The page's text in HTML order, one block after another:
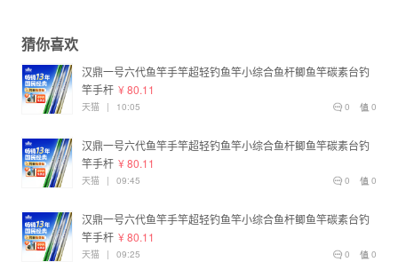
猜你喜欢
汉鼎一号六代鱼竿手竿超轻钓鱼竿小综合鱼杆鲫鱼竿碳素台钓
竿手杆 ¥ 80.11
0
0
天猫 | 10:05
汉鼎一号六代鱼竿手竿超轻钓鱼竿小综合鱼杆鲫鱼竿碳素台钓
竿手杆 ¥ 80.11
0
0
天猫 | 09:45
汉鼎一号六代鱼竿手竿超轻钓鱼竿小综合鱼杆鲫鱼竿碳素台钓
竿手杆 ¥ 80.11
0
0
天猫 | 09:25